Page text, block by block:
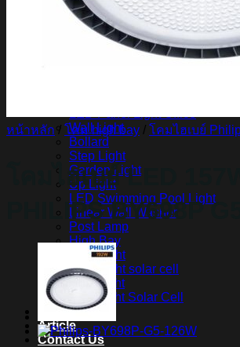
หลอดไฟ LED LAMPO
สินค้า Lighting
LED Linear
Wall Light
Bollard
Step Light
Garden Light
Up Light
LED Swimming Pool Light
Linear Wall Washer
Post Lamp
High Bay
Streetlight
Streetlight solar cell
Floodlight
Floodlight Solar Cell
ผลงาน
Article
Contact Us
หน้าหลัก / โคม high bay / โคมไฮเบย์
โคมไฮเบย์ LED 157W
PHILIPS BY698P